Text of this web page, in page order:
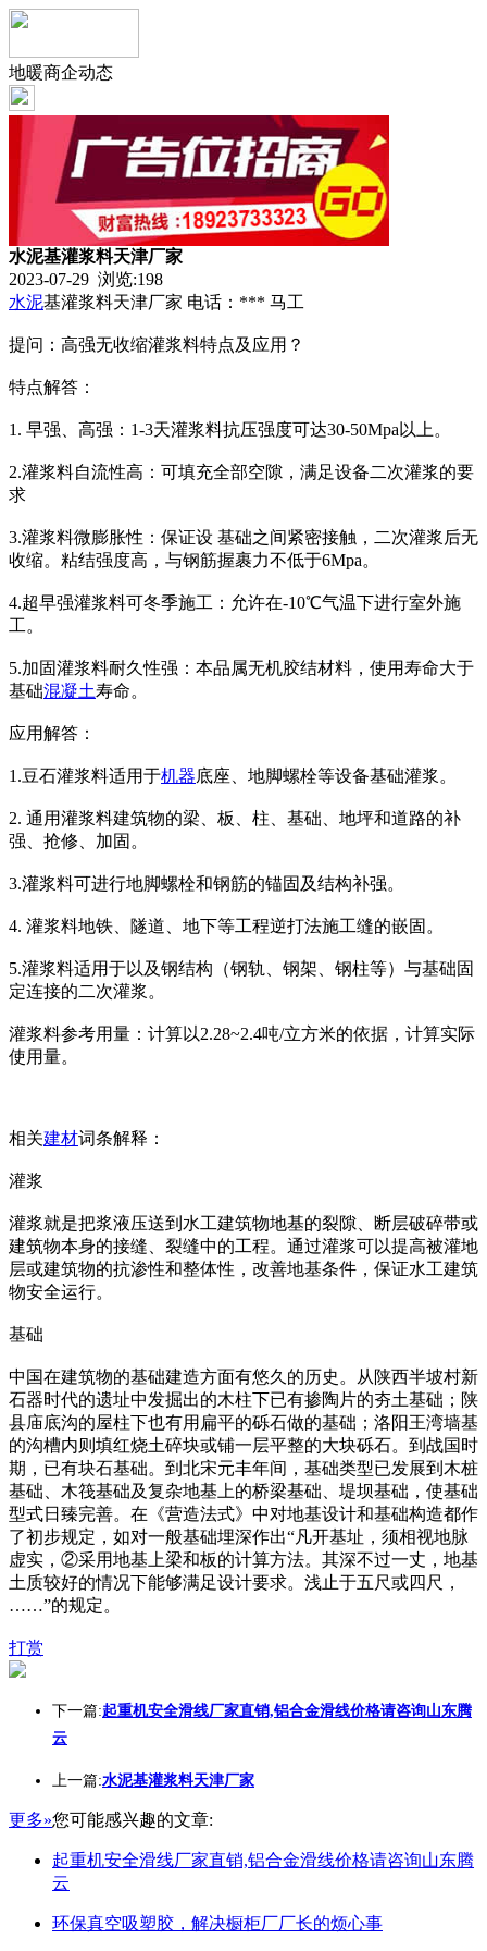
地暖商企动态
水泥基灌浆料天津厂家
2023-07-29 浏览:198
水泥基灌浆料天津厂家 电话：*** 马工
提问：高强无收缩灌浆料特点及应用？
特点解答：
1. 早强、高强：1-3天灌浆料抗压强度可达30-50Mpa以上。
2.灌浆料自流性高：可填充全部空隙，满足设备二次灌浆的要
求
3.灌浆料微膨胀性：保证设 基础之间紧密接触，二次灌浆后无
收缩。粘结强度高，与钢筋握裹力不低于6Mpa。
4.超早强灌浆料可冬季施工：允许在-10℃气温下进行室外施
工。
5.加固灌浆料耐久性强：本品属无机胶结材料，使用寿命大于
基础混凝土寿命。
应用解答：
1.豆石灌浆料适用于机器底座、地脚螺栓等设备基础灌浆。
2. 通用灌浆料建筑物的梁、板、柱、基础、地坪和道路的补
强、抢修、加固。
3.灌浆料可进行地脚螺栓和钢筋的锚固及结构补强。
4. 灌浆料地铁、隧道、地下等工程逆打法施工缝的嵌固。
5.灌浆料适用于以及钢结构（钢轨、钢架、钢柱等）与基础固
定连接的二次灌浆。
灌浆料参考用量：计算以2.28~2.4吨/立方米的依据，计算实际
使用量。
相关建材词条解释：
灌浆
灌浆就是把浆液压送到水工建筑物地基的裂隙、断层破碎带或
建筑物本身的接缝、裂缝中的工程。通过灌浆可以提高被灌地
层或建筑物的抗渗性和整体性，改善地基条件，保证水工建筑
物安全运行。
基础
中国在建筑物的基础建造方面有悠久的历史。从陕西半坡村新
石器时代的遗址中发掘出的木柱下已有掺陶片的夯土基础；陕
县庙底沟的屋柱下也有用扁平的砾石做的基础；洛阳王湾墙基
的沟槽内则填红烧土碎块或铺一层平整的大块砾石。到战国时
期，已有块石基础。到北宋元丰年间，基础类型已发展到木桩
基础、木筏基础及复杂地基上的桥梁基础、堤坝基础，使基础
型式日臻完善。在《营造法式》中对地基设计和基础构造都作
了初步规定，如对一般基础埋深作出“凡开基址，须相视地脉
虚实，②采用地基上梁和板的计算方法。其深不过一丈，地基
土质较好的情况下能够满足设计要求。浅止于五尺或四尺，
……”的规定。
打赏
下一篇:起重机安全滑线厂家直销,铝合金滑线价格请咨询山东腾
云
上一篇:水泥基灌浆料天津厂家
更多»您可能感兴趣的文章:
起重机安全滑线厂家直销,铝合金滑线价格请咨询山东腾
云
环保真空吸塑胶，解决橱柜厂厂长的烦心事